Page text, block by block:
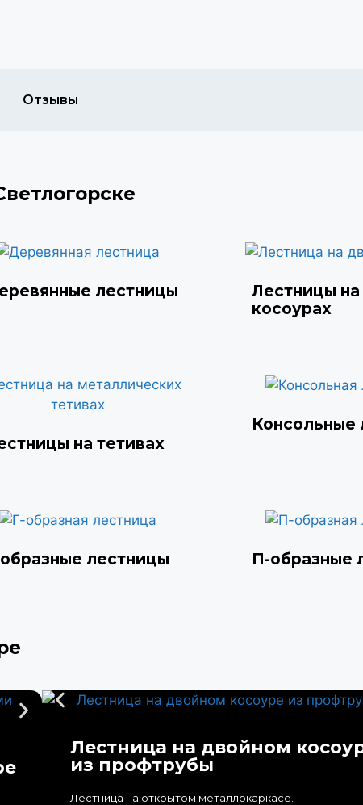
Отзывы
лестницы
Лестницы
косоурах
на тетивах
Консольные
лестницы П-образные
Лестница на двойном
из профтрубы
Лестница на открытом металлокаркасе.